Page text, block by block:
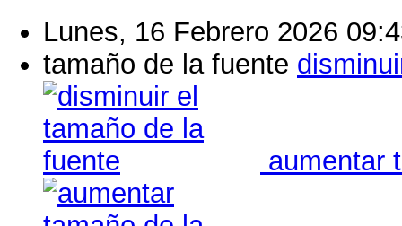
Lunes, 16 Febrero 2026
tamaño de la fuente
aumentar